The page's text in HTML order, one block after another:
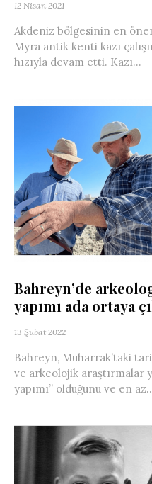
12 Nisan 2021
Akdeniz bölgesinin en
Myra antik kenti kazı
hızıyla devam etti. Kazı...
Bahreyn’de
yapımı ada ortaya
13 Şubat 2022
Bahreyn, Muharrak’taki
ve arkeolojik araştırmalar
yapımı” olduğunu ve en